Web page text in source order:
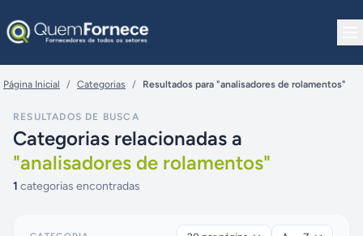
Página Inicial / Categorias / Resultados para "analisadores de rolamentos"
RESULTADOS DE BUSCA
Categorias relacionadas a
"analisadores de rolamentos"
1 categorias encontradas